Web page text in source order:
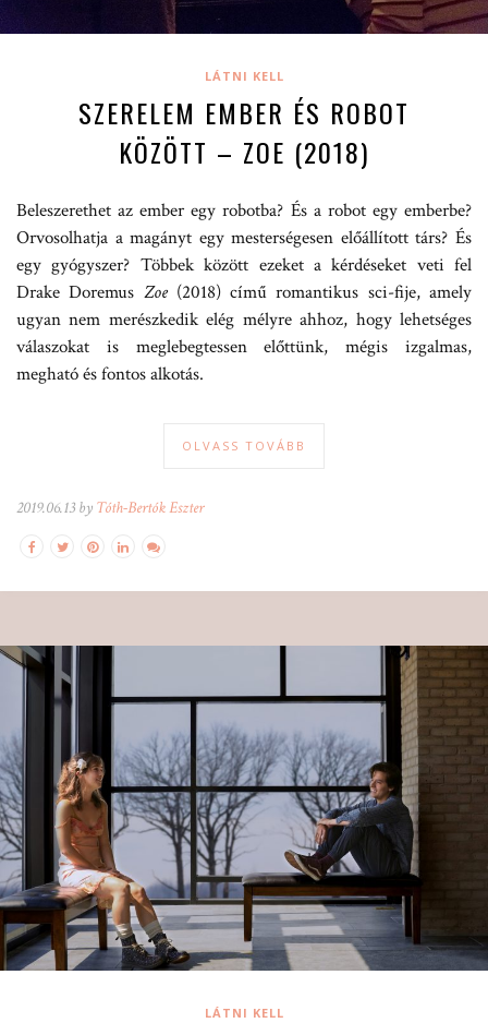
LÁTNI KELL
SZERELEM EMBER ÉS ROBOT
KÖZÖTT – ZOE (2018)
Beleszerethet az ember egy robotba? És a robot egy emberbe?
Orvosolhatja a magányt egy mesterségesen előállított társ? És
egy gyógyszer? Többek között ezeket a kérdéseket veti fel
Drake Doremus Zoe(2018) című romantikus sci-fije, amely
ugyan nem merészkedik elég mélyre ahhoz, hogy lehetséges
válaszokat is meglebegtessen előttünk, mégis izgalmas,
megható és fontos alkotás.
OLVASS TOVÁBB
2019.06.13 by Tóth-Bertók Eszter
LÁTNI KELL